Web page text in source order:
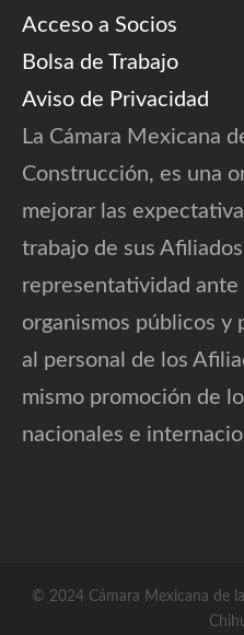
Acceso a Socios
Bolsa de Trabajo
Aviso de Privacidad
La Cámara Mexicana
Construcción, es una
mejorar las
trabajo de sus
representatividad ante
organismos públicos y
al personal de los
mismo promoción de
nacionales e
© 2024 Cámara Mexicana de